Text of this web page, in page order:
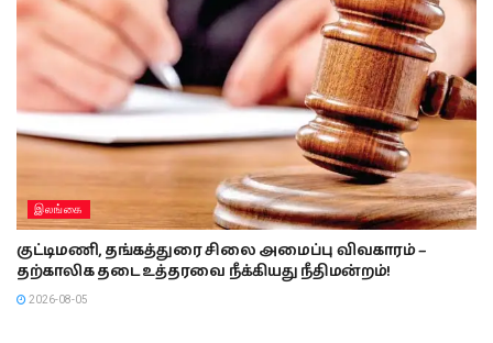
இலங்கை
குட்டிமணி, தங்கத்துரை சிலை அமைப்பு விவகாரம் –
தற்காலிக தடை உத்தரவை நீக்கியது நீதிமன்றம்!
2026-08-05